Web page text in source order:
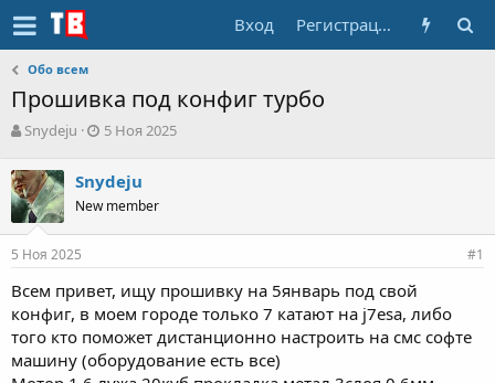
Вход Регистрация
Обо всем
Прошивка под конфиг турбо
А
т
о
р
т
е
ы
Snydeju
Д
а
н
л
а
5 Ноя 2025
Snydeju
New member
5 Ноя 2025 #1
Всем привет, ищу прошивку на 5январь под свой
конфиг, в моем городе только 7 катают на j7esa, либо
того кто поможет дистанционно настроить на смс софте
машину (оборудование есть все)